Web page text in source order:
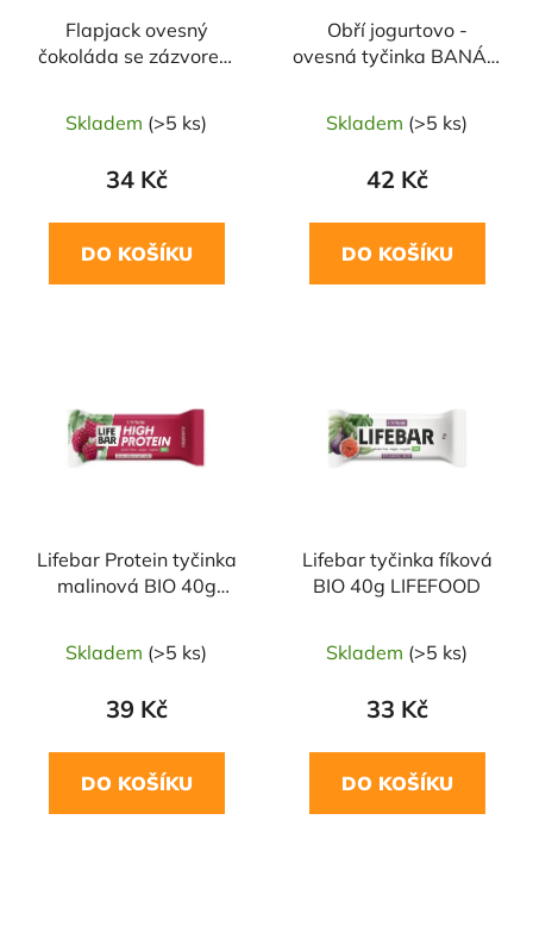
Flapjack ovesný
čokoláda se zázvorem
Skladem (>5 ks)
34 Kč
DO KOŠÍKU
Obří jogurtovo -
ovesná tyčinka BANÁN
Skladem (>5 ks)
42 Kč
DO KOŠÍKU
Lifebar Protein tyčinka
malinová BIO 40g
Skladem (>5 ks)
39 Kč
DO KOŠÍKU
Lifebar tyčinka fíková
BIO 40g LIFEFOOD
Skladem (>5 ks)
33 Kč
DO KOŠÍKU